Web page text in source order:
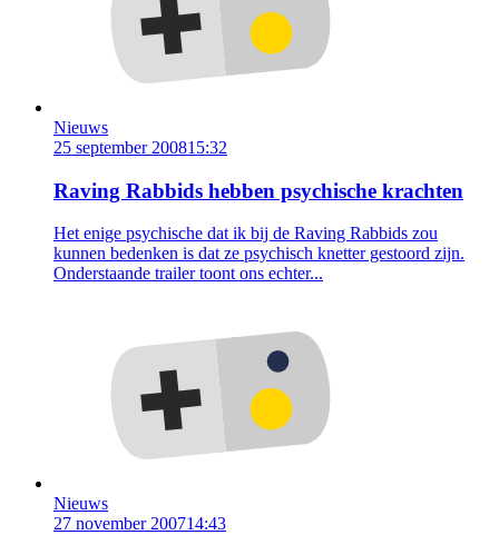
Nieuws
25 september 200815:32
Raving Rabbids hebben psychische krachten
Het enige psychische dat ik bij de Raving Rabbids zou
kunnen bedenken is dat ze psychisch knetter gestoord zijn.
Onderstaande trailer toont ons echter...
Nieuws
27 november 200714:43